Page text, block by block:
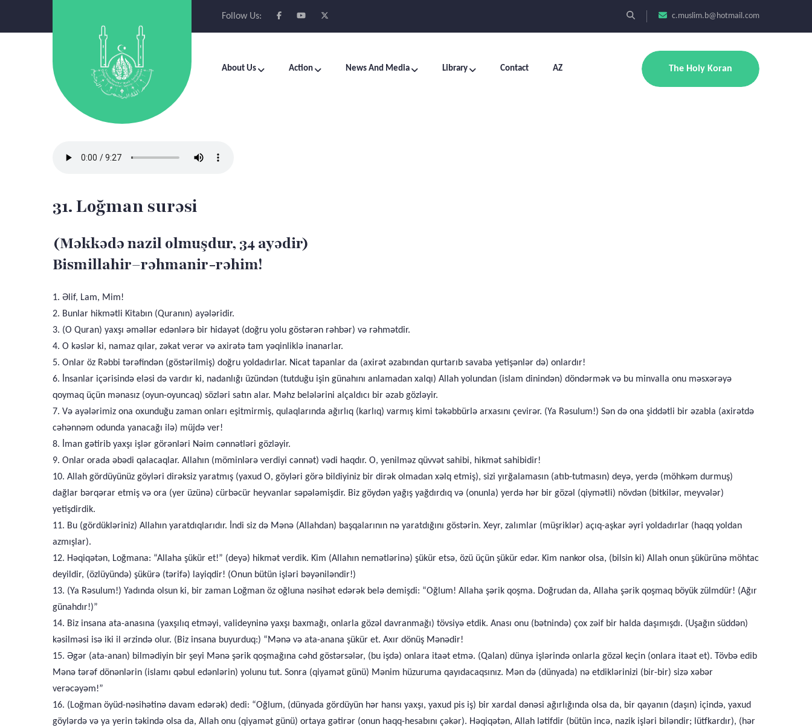
Follow Us: c.muslim.b@hotmail.com
About Us Action News And Media Library Contact AZ The Holy Koran
31. Loğman surəsi
(Məkkədə nazil olmuşdur, 34 ayədir)
Bismillahir–rəhmanir-rəhim!
1. Əlif, Lam, Mim!
2. Bunlar hikmətli Kitabın (Quranın) ayələridir.
3. (O Quran) yaxşı əməllər edənlərə bir hidayət (doğru yolu göstərən rəhbər) və rəhmətdir.
4. O kəslər ki, namaz qılar, zəkat verər və axirətə tam yəqinliklə inanarlar.
5. Onlar öz Rəbbi tərəfindən (göstərilmiş) doğru yoldadırlar. Nicat tapanlar da (axirət əzabından qurtarıb savaba yetişənlər də) onlardır!
6. İnsanlar içərisində eləsi də vardır ki, nadanlığı üzündən (tutduğu işin günahını anlamadan xalqı) Allah yolundan (islam dinindən) döndərmək və bu minvalla onu məsxərəyə
qoymaq üçün mənasız (oyun-oyuncaq) sözləri satın alar. Məhz belələrini alçaldıcı bir əzab gözləyir.
7. Və ayələrimiz ona oxunduğu zaman onları eşitmirmiş, qulaqlarında ağırlıq (karlıq) varmış kimi təkəbbürlə arxasını çevirər. (Ya Rəsulum!) Sən də ona şiddətli bir əzabla (axirətdə
cəhənnəm odunda yanacağı ilə) müjdə ver!
8. İman gətirib yaxşı işlər görənləri Nəim cənnətləri gözləyir.
9. Onlar orada əbədi qalacaqlar. Allahın (möminlərə verdiyi cənnət) vədi haqdır. O, yenilməz qüvvət sahibi, hikmət sahibidir!
10. Allah gördüyünüz göyləri dirəksiz yaratmış (yaxud O, göyləri görə bildiyiniz bir dirək olmadan xəlq etmiş), sizi yırğalamasın (atıb-tutmasın) deyə, yerdə (möhkəm durmuş)
dağlar bərqərar etmiş və ora (yer üzünə) cürbəcür heyvanlar səpələmişdir. Biz göydən yağış yağdırdıq və (onunla) yerdə hər bir gözəl (qiymətli) növdən (bitkilər, meyvələr)
yetişdirdik.
11. Bu (gördükləriniz) Allahın yaratdıqlarıdır. İndi siz də Mənə (Allahdan) başqalarının nə yaratdığını göstərin. Xeyr, zalımlar (müşriklər) açıq-aşkar əyri yoldadırlar (haqq yoldan
azmışlar).
12. Həqiqətən, Loğmana: “Allaha şükür et!” (deyə) hikmət verdik. Kim (Allahın nemətlərinə) şükür etsə, özü üçün şükür edər. Kim nankor olsa, (bilsin ki) Allah onun şükürünə möhtac
deyildir, (özlüyündə) şükürə (tərifə) layiqdir! (Onun bütün işləri bəyəniləndir!)
13. (Ya Rəsulum!) Yadında olsun ki, bir zaman Loğman öz oğluna nəsihət edərək belə demişdi: “Oğlum! Allaha şərik qoşma. Doğrudan da, Allaha şərik qoşmaq böyük zülmdür! (Ağır
günahdır!)”
14. Biz insana ata-anasına (yaxşılıq etməyi, valideyninə yaxşı baxmağı, onlarla gözəl davranmağı) tövsiyə etdik. Anası onu (bətnində) çox zəif bir halda daşımışdı. (Uşağın süddən)
kəsilməsi isə iki il ərzində olur. (Biz insana buyurduq:) “Mənə və ata-anana şükür et. Axır dönüş Mənədir!
15. Əgər (ata-anan) bilmədiyin bir şeyi Mənə şərik qoşmağına cəhd göstərsələr, (bu işdə) onlara itaət etmə. (Qalan) dünya işlərində onlarla gözəl keçin (onlara itaət et). Tövbə edib
Mənə tərəf dönənlərin (islamı qəbul edənlərin) yolunu tut. Sonra (qiyamət günü) Mənim hüzuruma qayıdacaqsınız. Mən də (dünyada) nə etdiklərinizi (bir-bir) sizə xəbər
verəcəyəm!”
16. (Loğman öyüd-nəsihətinə davam edərək) dedi: “Oğlum, (dünyada gördüyün hər hansı yaxşı, yaxud pis iş) bir xardal dənəsi ağırlığında olsa da, bir qayanın (daşın) içində, yaxud
göylərdə və ya yerin təkində olsa da, Allah onu (qiyamət günü) ortaya gətirər (onun haqq-hesabını çəkər). Həqiqətən, Allah lətifdir (bütün incə, nazik işləri biləndir; lütfkardır), (hər